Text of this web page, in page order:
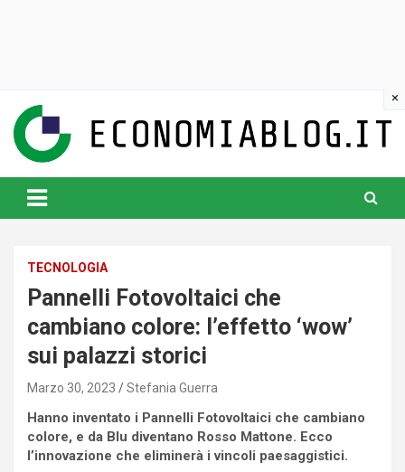
content
www.economiablog.it
TECNOLOGIA
Pannelli Fotovoltaici che
cambiano colore: l’effetto ‘wow’
sui palazzi storici
Marzo 30, 2023 Stefania Guerra
Hanno inventato i Pannelli Fotovoltaici che cambiano
colore, e da Blu diventano Rosso Mattone. Ecco
l’innovazione che eliminerà i vincoli paesaggistici.